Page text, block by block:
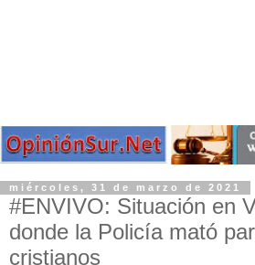
miércoles, 31 de marzo de 2021
#ENVIVO: Situación en
donde la Policía mató
cristianos